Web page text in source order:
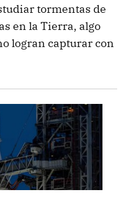
tormentas de
en la Tierra, algo
logran capturar con